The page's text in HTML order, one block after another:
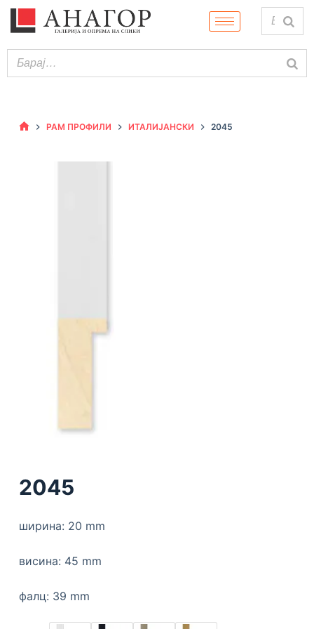
РАМ ПРОФИЛИ ИТАЛИЈАНСКИ 2045
2045
ширина: 20 mm
висина: 45 mm
фалц: 39 mm